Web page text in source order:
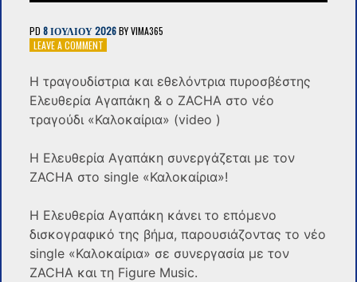
PD8 ΙΟΥΛΊΟΥ 2026BYVIMA365
LEAVE A COMMENT
ΚΑΙ
ΕΘΕΛΌΝΤΡΙΑ
ΠΥΡΟΣΒΈΣΤΗΣ
ΕΛΕΥΘΕΡΊΑ
&
Ο
ZACHA
ΝΈΟ
ΤΡΑΓΟΎΔΙ
«ΚΑΛΟΚΑΊΡΙΑ»
(VIDEO
)
Η τραγουδίστρια και εθελόντρια πυροσβέστης
Ελευθερία Αγαπάκη & ο ZACHA στο νέο
τραγούδι «Καλοκαίρια» (video )
Η Ελευθερία Αγαπάκη συνεργάζεται με τον
ZACHA στο single «Καλοκαίρια»!
Η Ελευθερία Αγαπάκη κάνει το επόμενο
δισκογραφικό της βήμα, παρουσιάζοντας το νέο
single «Καλοκαίρια» σε συνεργασία με τον
ZACHA και τη Figure Music.